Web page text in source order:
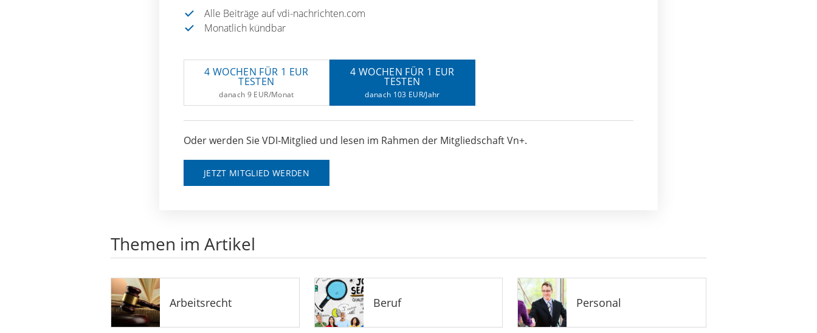
Alle Beiträge auf vdi-nachrichten.com
Monatlich kündbar
4 WOCHEN FÜR 1 EUR
TESTEN
danach 9 EUR/Monat
4 WOCHEN FÜR 1 EUR
TESTEN
danach 103 EUR/Jahr
Oder werden Sie VDI-Mitglied und lesen im Rahmen der Mitgliedschaft Vn+.
JETZT MITGLIED WERDEN
Themen im Artikel
Arbeitsrecht Beruf Personal